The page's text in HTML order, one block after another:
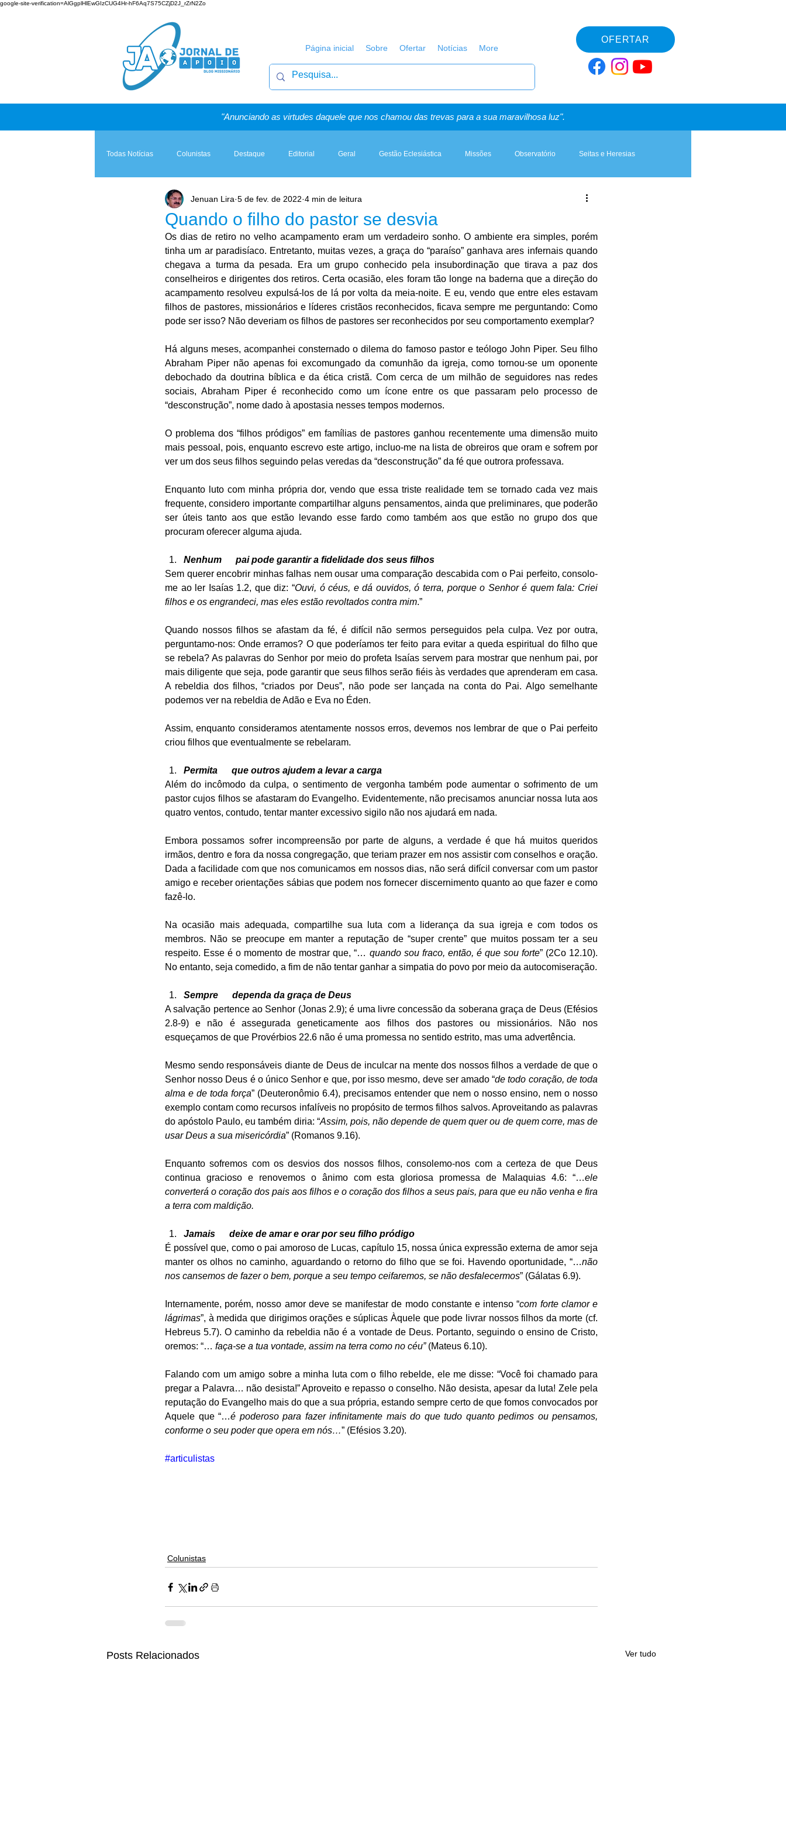
google-site-verification=AlGgplHlEwGIzCUG4Hr-hF6Aq7S75CZjD2J_rZrN2Zo
Página inicial Sobre Ofertar Notícias More
OFERTAR
"Anunciando as virtudes daquele que nos chamou das trevas para a sua maravilhosa luz".
Todas Notícias Colunistas Destaque Editorial Geral Gestão Eclesiástica Missões Observatório Seitas e Heresias
Teologia & Prática A Igreja e a Lei Artigos, Sermões & Esboços
Quando o filho do pastor se desvia
Jenuan Lira 5 de fev. de 2022 4 min de leitura
Os dias de retiro no velho acampamento eram um verdadeiro sonho. O ambiente era simples, porém
tinha um ar paradisíaco. Entretanto, muitas vezes, a graça do “paraíso” ganhava ares infernais quando
chegava a turma da pesada. Era um grupo conhecido pela insubordinação que tirava a paz dos
conselheiros e dirigentes dos retiros. Certa ocasião, eles foram tão longe na baderna que a direção do
acampamento resolveu expulsá-los de lá por volta da meia-noite. E eu, vendo que entre eles estavam
filhos de pastores, missionários e líderes cristãos reconhecidos, ficava sempre me perguntando: Como
pode ser isso? Não deveriam os filhos de pastores ser reconhecidos por seu comportamento exemplar?
Há alguns meses, acompanhei consternado o dilema do famoso pastor e teólogo John Piper. Seu filho
Abraham Piper não apenas foi excomungado da comunhão da igreja, como tornou-se um oponente
debochado da doutrina bíblica e da ética cristã. Com cerca de um milhão de seguidores nas redes
sociais, Abraham Piper é reconhecido como um ícone entre os que passaram pelo processo de
“desconstrução”, nome dado à apostasia nesses tempos modernos.
O problema dos “filhos pródigos” em famílias de pastores ganhou recentemente uma dimensão muito
mais pessoal, pois, enquanto escrevo este artigo, incluo-me na lista de obreiros que oram e sofrem por
ver um dos seus filhos seguindo pelas veredas da “desconstrução” da fé que outrora professava.
Enquanto luto com minha própria dor, vendo que essa triste realidade tem se tornado cada vez mais
frequente, considero importante compartilhar alguns pensamentos, ainda que preliminares, que poderão
ser úteis tanto aos que estão levando esse fardo como também aos que estão no grupo dos que
procuram oferecer alguma ajuda.
Nenhum      pai pode garantir a fidelidade dos seus filhos
Sem querer encobrir minhas falhas nem ousar uma comparação descabida com o Pai perfeito, consolo-
me ao ler Isaías 1.2, que diz: “Ouvi, ó céus, e dá ouvidos, ó terra, porque o Senhor é quem fala: Criei
filhos e os engrandeci, mas eles estão revoltados contra mim.”
Quando nossos filhos se afastam da fé, é difícil não sermos perseguidos pela culpa. Vez por outra,
perguntamo-nos: Onde erramos? O que poderíamos ter feito para evitar a queda espiritual do filho que
se rebela? As palavras do Senhor por meio do profeta Isaías servem para mostrar que nenhum pai, por
mais diligente que seja, pode garantir que seus filhos serão fiéis às verdades que aprenderam em casa.
A rebeldia dos filhos, “criados por Deus”, não pode ser lançada na conta do Pai. Algo semelhante
podemos ver na rebeldia de Adão e Eva no Éden.
Assim, enquanto consideramos atentamente nossos erros, devemos nos lembrar de que o Pai perfeito
criou filhos que eventualmente se rebelaram.
Permita      que outros ajudem a levar a carga
Além do incômodo da culpa, o sentimento de vergonha também pode aumentar o sofrimento de um
pastor cujos filhos se afastaram do Evangelho. Evidentemente, não precisamos anunciar nossa luta aos
quatro ventos, contudo, tentar manter excessivo sigilo não nos ajudará em nada.
Embora possamos sofrer incompreensão por parte de alguns, a verdade é que há muitos queridos
irmãos, dentro e fora da nossa congregação, que teriam prazer em nos assistir com conselhos e oração.
Dada a facilidade com que nos comunicamos em nossos dias, não será difícil conversar com um pastor
amigo e receber orientações sábias que podem nos fornecer discernimento quanto ao que fazer e como
fazê-lo.
Na ocasião mais adequada, compartilhe sua luta com a liderança da sua igreja e com todos os
membros. Não se preocupe em manter a reputação de “super crente” que muitos possam ter a seu
respeito. Esse é o momento de mostrar que, “… quando sou fraco, então, é que sou forte” (2Co 12.10).
Sempre      dependa da graça de Deus
A salvação pertence ao Senhor (Jonas 2.9); é uma livre concessão da soberana graça de Deus (Efésios
2.8-9) e não é assegurada geneticamente aos filhos dos pastores ou missionários. Não nos
esqueçamos de que Provérbios 22.6 não é uma promessa no sentido estrito, mas uma advertência.
Mesmo sendo responsáveis diante de Deus de inculcar na mente dos nossos filhos a verdade de que o
Senhor nosso Deus é o único Senhor e que, por isso mesmo, deve ser amado “de todo coração, de toda
alma e de toda força” (Deuteronômio 6.4), precisamos entender que nem o nosso ensino, nem o nosso
exemplo contam como recursos infalíveis no propósito de termos filhos salvos. Aproveitando as palavras
do apóstolo Paulo, eu também diria: “Assim, pois, não depende de quem quer ou de quem corre, mas de
usar Deus a sua misericórdia” (Romanos 9.16).
Enquanto sofremos com os desvios dos nossos filhos, consolemo-nos com a certeza de que Deus
continua gracioso e renovemos o ânimo com esta gloriosa promessa de Malaquias 4.6: “…ele
converterá o coração dos pais aos filhos e o coração dos filhos a seus pais, para que eu não venha e fira
a terra com maldição.
Jamais      deixe de amar e orar por seu filho pródigo
É possível que, como o pai amoroso de Lucas, capítulo 15, nossa única expressão externa de amor seja
manter os olhos no caminho, aguardando o retorno do filho que se foi. Havendo oportunidade, “…não
nos cansemos de fazer o bem, porque a seu tempo ceifaremos, se não desfalecermos” (Gálatas 6.9).
Internamente, porém, nosso amor deve se manifestar de modo constante e intenso “com forte clamor e
lágrimas”, à medida que dirigimos orações e súplicas Àquele que pode livrar nossos filhos da morte (cf.
Hebreus 5.7). O caminho da rebeldia não é a vontade de Deus. Portanto, seguindo o ensino de Cristo,
oremos: “… faça-se a tua vontade, assim na terra como no céu” (Mateus 6.10).
Falando com um amigo sobre a minha luta com o filho rebelde, ele me disse: “Você foi chamado para
pregar a Palavra… não desista!” Aproveito e repasso o conselho. Não desista, apesar da luta! Zele pela
reputação do Evangelho mais do que a sua própria, estando sempre certo de que fomos convocados por
Aquele que “…é poderoso para fazer infinitamente mais do que tudo quanto pedimos ou pensamos,
conforme o seu poder que opera em nós…” (Efésios 3.20).
#articulistas
Colunistas
Posts Relacionados Ver tudo